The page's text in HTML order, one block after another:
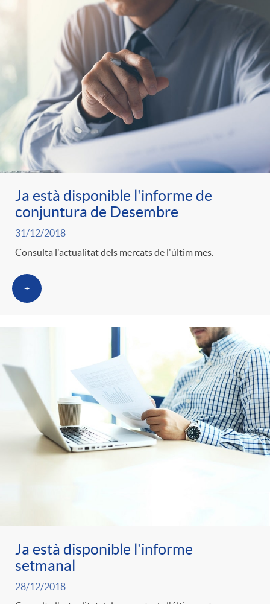
Ja està disponible l'informe de
conjuntura de Desembre
31/12/2018
Consulta l'actualitat dels mercats de l'últim mes.
+
Ja està disponible l'informe
setmanal
28/12/2018